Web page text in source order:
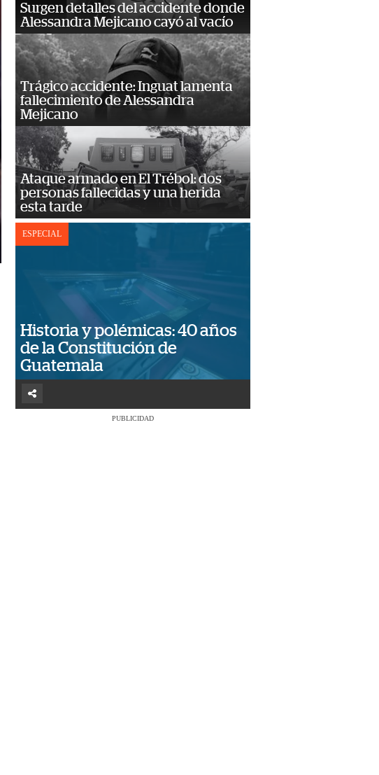
Surgen detalles del accidente donde
Alessandra Mejicano cayó al vacío
Trágico accidente: Inguat lamenta
fallecimiento de Alessandra
Mejicano
Ataque armado en El Trébol: dos
personas fallecidas y una herida
esta tarde
ESPECIAL
Historia y polémicas: 40 años
de la Constitución de
Guatemala
PUBLICIDAD